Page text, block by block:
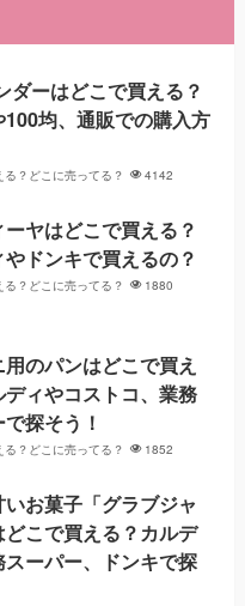
ダーはどこで買える？
100均、通販での購入方
る？どこに売ってる？ 4142
ーヤはどこで買える？
ドンキで買えるの？
る？どこに売ってる？ 1880
のパンはどこで買え
ディやコストコ、業務
探そう！
る？どこに売ってる？ 1852
お菓子「グラブジャ
どこで買える？カルデ
スーパー、ドンキで探